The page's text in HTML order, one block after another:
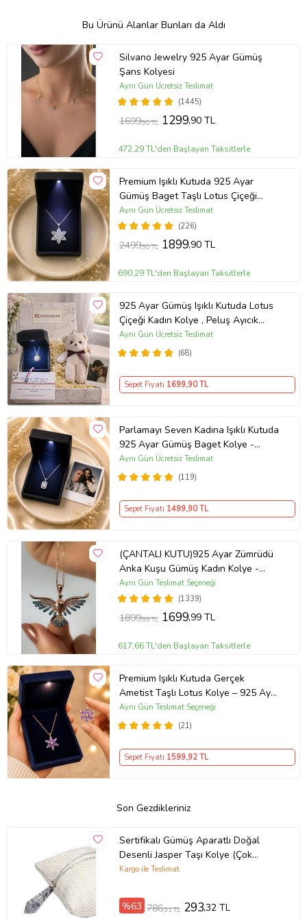
Bu Ürünü Alanlar Bunları da Aldı
Silvano Jewelry 925 Ayar Gümüş
Şans Kolyesi
(1445)
Aynı Gün Ücretsiz Teslimat
1699,90 TL 1299,90 TL
472,29 TL'den Başlayan Taksitlerle
Premium Işıklı Kutuda 925 Ayar
Gümüş Baget Taşlı Lotus Çiçeği
Kolye
(226)
Aynı Gün Ücretsiz Teslimat
2499,90 TL 1899,90 TL
690,29 TL'den Başlayan Taksitlerle
925 Ayar Gümüş Işıklı Kutuda Lotus
Çiçeği Kadın Kolye , Peluş Ayıcık
Anahtarlık Marteniçka Bileklik,
Polaroid Fotoğraf Hediye
(68)
Aynı Gün Ücretsiz Teslimat
Sepet Fiyatı 1699,90 TL
Parlamayı Seven Kadına Işıklı Kutuda
925 Ayar Gümüş Baget Kolye -
Kişiye Özel Fotoğraf Hediye
(119)
Aynı Gün Ücretsiz Teslimat
Sepet Fiyatı 1499,90 TL
(ÇANTALI KUTU)925 Ayar Zümrüdü
Anka Kuşu Gümüş Kadın Kolye -
MAVİ
(1339)
Aynı Gün Teslimat Seçeneği
1899,99 TL 1699,99 TL
617,66 TL'den Başlayan Taksitlerle
Premium Işıklı Kutuda Gerçek
Ametist Taşlı Lotus Kolye – 925 Ayar
Gümüş Kadın Kolye
(21)
Aynı Gün Teslimat Seçeneği
Sepet Fiyatı 1599,92 TL
Son Gezdikleriniz
Sertifikalı Gümüş Aparatlı Doğal
Desenli Jasper Taşı Kolye (Çok
Renkli)
Kargo ile Teslimat
%63 786,31 TL 293,32 TL